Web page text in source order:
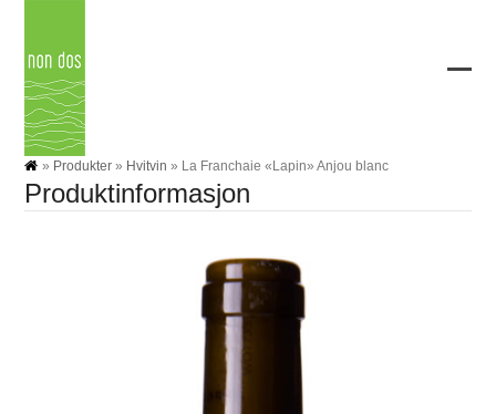
content
» Produkter » Hvitvin » La Franchaie «Lapin» Anjou blanc
Produktinformasjon